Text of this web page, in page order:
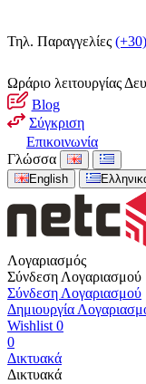
Τηλ. Παραγγελίες
Ωράριο λειτουργίας
Blog
Σύγκριση
Επικοινωνία
Γλώσσα
English
Λογαριασμός
Σύνδεση Λογαριασμού
Σύνδεση Λογαριασμού
Δημιουργία
Wishlist 0
0
Δικτυακά
Δικτυακά